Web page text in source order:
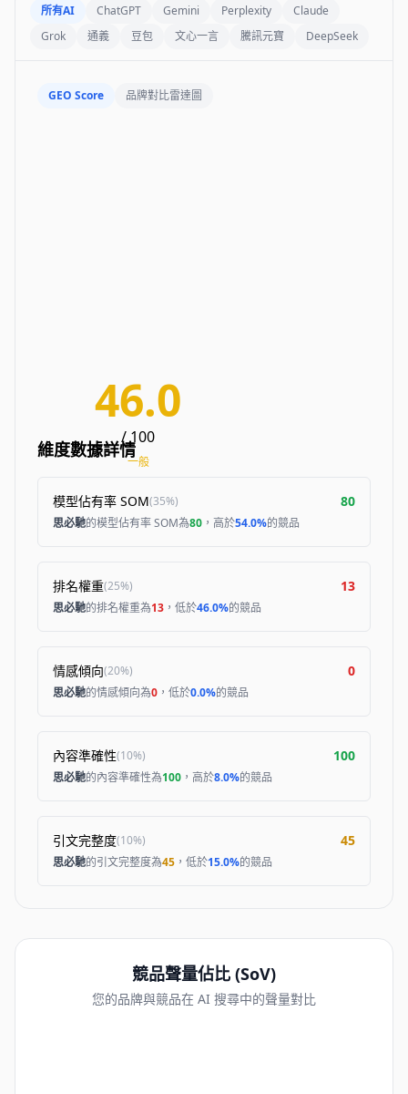
所有AI ChatGPT Gemini Perplexity
Claude
Grok
通義 豆包 文心一言 騰訊元寶 DeepSeek
GEO Score 品牌對比雷達圖
46.0
/ 100
一般
維度數據詳情
模型佔有率 SOM(35%) 80
思必馳的模型佔有率 SOM為80 ，高於54.0%的競品
排名權重(25%) 13
思必馳的排名權重為13 ，低於46.0%的競品
情感傾向(20%) 0
思必馳的情感傾向為0 ，低於0.0%的競品
內容準確性(10%) 100
思必馳的內容準確性為100 ，高於8.0%的競品
引文完整度(10%) 45
思必馳的引文完整度為45 ，低於15.0%的競品
競品聲量佔比 (SoV)
您的品牌與競品在 AI 搜尋中的聲量對比